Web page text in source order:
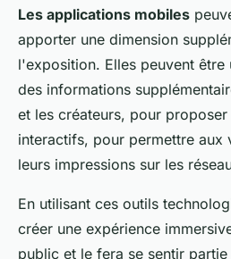
Les applications mobiles
apporter une dimension
l'exposition. Elles peuvent être
des informations
et les créateurs, pour
interactifs, pour permettre aux
leurs impressions sur les
En utilisant ces outils
créer une expérience
public et le fera se sentir